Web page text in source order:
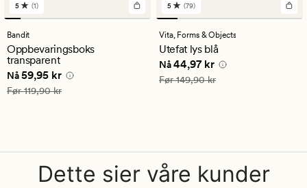
1
anmeldelser
med
en
gjennomsnittlig
vurdering
på
5
5 (1)
Bandit
Oppbevaringsboks
transparent
Nåværende pris
Nå59,95 kr
Vanlig pris 119,90 kr
Før119,90 kr
79
anmeldelser
med
en
gjennomsnittlig
vurdering
på
5
5 (79)
Vita, Forms & Objects
Utefat lys blå
Nåværende pris
Nå44,97 kr
Vanlig pris 149,90 kr
Før149,90 kr
Dette sier våre kunder